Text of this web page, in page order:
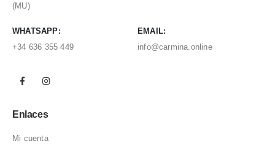
(MU)
WHATSAPP:
+34 636 355 449
EMAIL:
info@carmina.online
Enlaces
Mi cuenta